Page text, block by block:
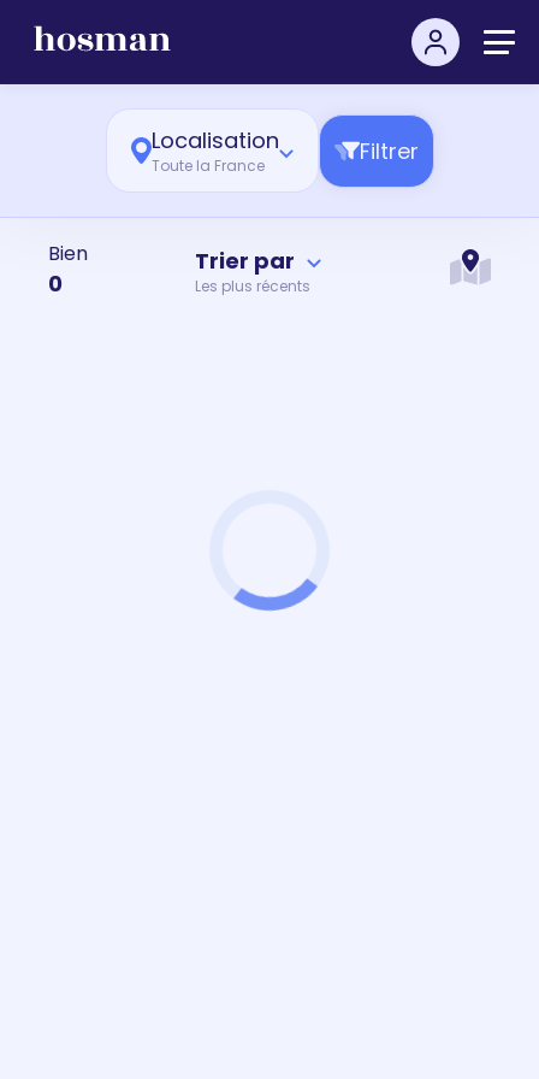
Localisation
Toute la France Filtrer
Bien
0
Trier par